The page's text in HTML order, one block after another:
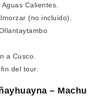
Calientes.
(no incluido).
a Cusco.
del tour.
– Machu